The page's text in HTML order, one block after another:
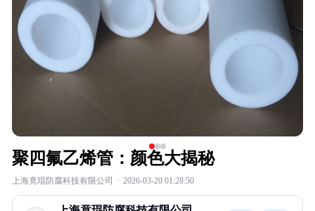
聚四氟乙烯管：颜色大揭秘
上海竟琨防腐科技有限公司 · 2026-03-20 01:28:50